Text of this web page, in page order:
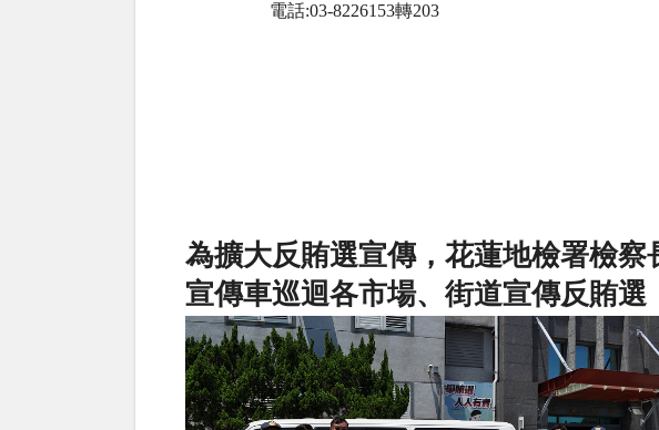
電話:03-8226153轉203
為擴大反賄選宣傳，花蓮地檢署檢
宣傳車巡迴各市場、街道宣傳反賄選